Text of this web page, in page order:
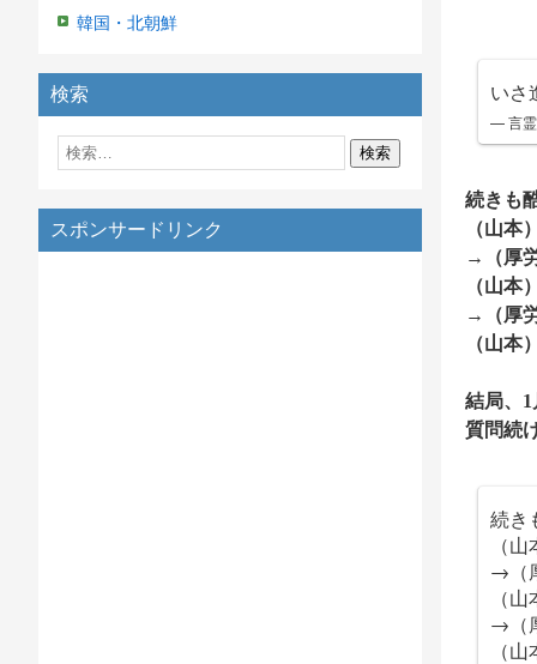
韓国・北朝鮮
検索
スポンサードリンク
いさ
— 言霊
続きも
（山本
→（厚
（山本
→（厚
（山本
結局、
質問続
続き
（
→（
（
→（
（